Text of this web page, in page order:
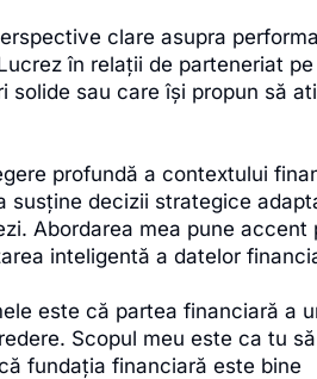
clare asupra
în relații de parteneriat
sau care își propun să
profundă a contextului
susține decizii strategice
Abordarea mea pune accent
inteligentă a datelor
este că partea financiară a
Scopul meu este ca tu
fundația financiară este bine